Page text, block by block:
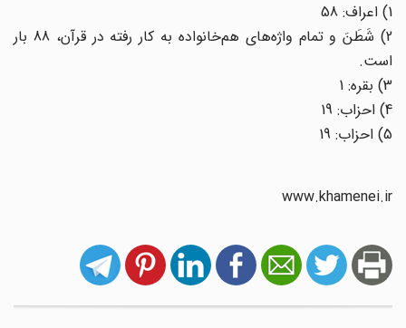
2) شَطَنَ و تمام واژه‌هاى هم‌خانواده به کار رفته در قرآن، 88 بار
است.
www.khamenei.ir